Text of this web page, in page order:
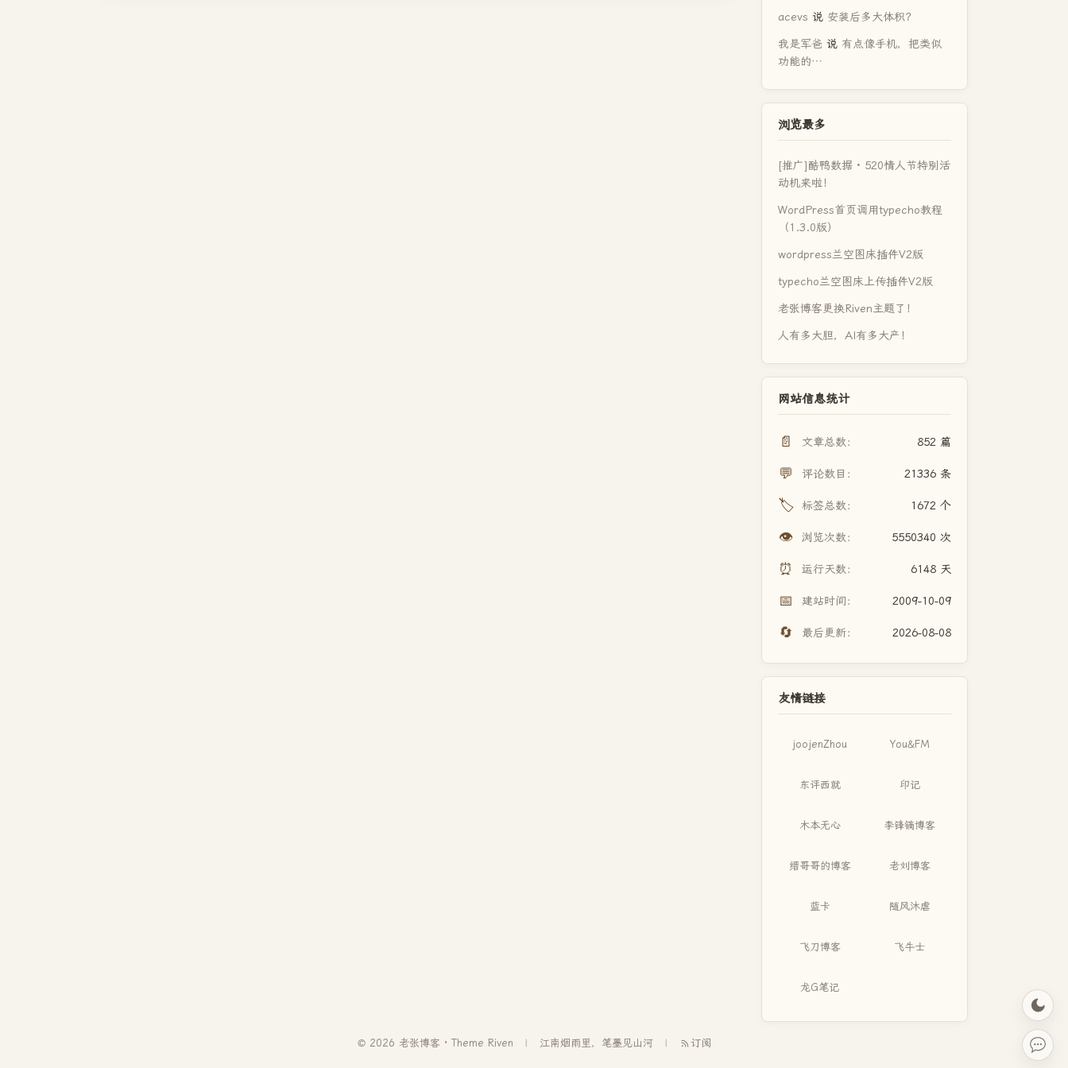
acevs 说 安装后多大体积？
我是军爸 说 有点像手机，把类似
功能的…
浏览最多
[推广]酷鸭数据 · 520情人节特别活
动机来啦！
WordPress首页调用typecho教程
（1.3.0版）
wordpress兰空图床插件V2版
typecho兰空图床上传插件V2版
老张博客更换Riven主题了！
人有多大胆，AI有多大产！
网站信息统计
📄 文章总数： 852 篇
💬 评论数目： 21336 条
🏷️ 标签总数： 1672 个
👁️ 浏览次数： 5550340 次
⏰ 运行天数： 6148 天
📅 建站时间： 2009-10-09
🔄 最后更新： 2026-08-08
友情链接
joojenZhou You&FM
东评西就 印记
木本无心 李锋镝博客
缙哥哥的博客 老刘博客
蓝卡 随风沐虐
飞刀博客 飞牛士
龙G笔记
© 2026 老张博客 · Theme Riven 江南烟雨里，笔墨见山河 订阅